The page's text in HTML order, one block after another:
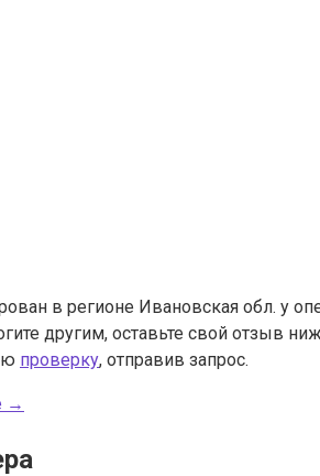
в регионе Ивановская обл. у
другим, оставьте свой отзыв
проверку, отправив запрос.
→